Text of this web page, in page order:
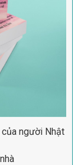
người Nhật